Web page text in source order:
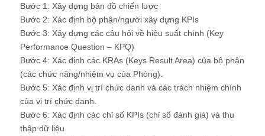
Bước 1: Xây dựng bản đồ chiến lược
Bước 2: Xác định bộ phận/người xây dựng KPIs
Bước 3: Xây dựng các câu hỏi về hiệu suất chính (Key
Performance Question – KPQ)
Bước 4: Xác định các KRAs (Keys Result Area) của bộ phận
(các chức năng/nhiệm vụ của Phòng).
Bước 5: Xác định vị trí chức danh và các trách nhiệm chính
của vị trí chức danh.
Bước 6: Xác định các chỉ số KPIs (chỉ số đánh giá) và thu
thập dữ liệu